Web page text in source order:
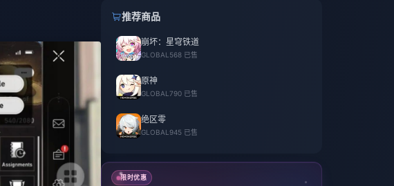
推荐商品
崩坏：星穹铁道
GLOBAL 568 已售
原神
GLOBAL 790 已售
绝区零
GLOBAL 945 已售
限时优惠